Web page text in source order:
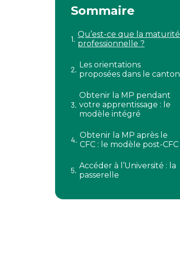
Sommaire
Qu’est-ce que la maturité
professionnelle ?
Les orientations
proposées dans le canton
Obtenir la MP pendant
votre apprentissage : le
modèle intégré
Obtenir la MP après le
CFC : le modèle post-CFC
Accéder à l’Université : la
passerelle